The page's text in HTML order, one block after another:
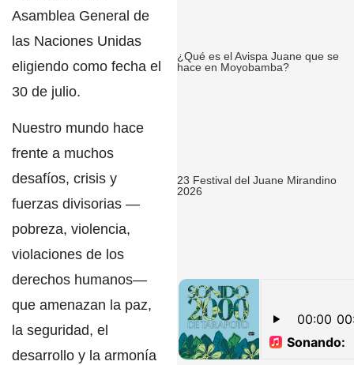
Asamblea General de
las Naciones Unidas
eligiendo como fecha el
30 de julio.
Nuestro mundo hace
frente a muchos
desafíos, crisis y
fuerzas divisorias —
pobreza, violencia,
violaciones de los
derechos humanos—
que amenazan la paz,
la seguridad, el
desarrollo y la armonía
¿Qué es el Avispa Juane que se
hace en Moyobamba?
23 Festival del Juane Mirandino
2026